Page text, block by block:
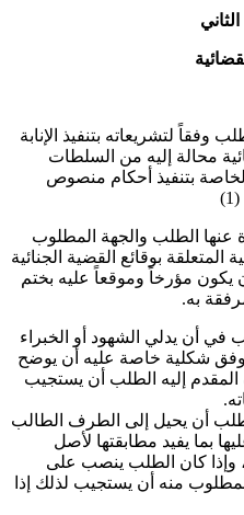
وفقاً لتشريعاته بتنفيذ الإنابة
محالة إليه من السلطات
بتنفيذ أحكام منصوص
عنها الطلب والجهة المطلوب
المتعلقة بوقائع القضية الجنائية
يكون مؤرخاً وموقعاً عليه بختم
به.
أن يدلي الشهود أو الخبراء
شكلية خاصة عليه أن يوضح
إليه الطلب أن يستجيب
.
أن يحيل إلى الطرف الطالب
بما يفيد مطابقتها لأصل
وإذا كان الطلب ينصب على
منه أن يستجيب لذلك إذا